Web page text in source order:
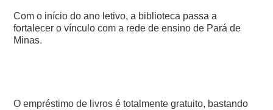
Com o início do ano letivo, a biblioteca passa a
fortalecer o vínculo com a rede de ensino de Pará de
Minas.
O empréstimo de livros é totalmente gratuito, bastando